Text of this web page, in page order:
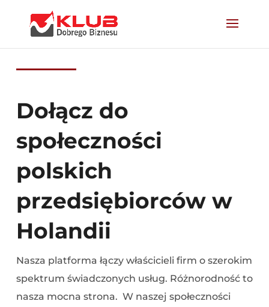
Dołącz do
społeczności
polskich
przedsiębiorców w
Holandii
Nasza platforma łączy właścicieli firm o szerokim
spektrum świadczonych usług. Różnorodność to
nasza mocna strona. W naszej społeczności